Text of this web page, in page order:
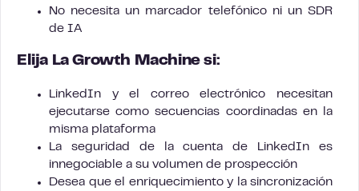
No necesita un marcador telefónico ni un SDR
de IA
Elija La Growth Machine si:
LinkedIn y el correo electrónico necesitan
ejecutarse como secuencias coordinadas en la
misma plataforma
La seguridad de la cuenta de LinkedIn es
innegociable a su volumen de prospección
Desea que el enriquecimiento y la sincronización